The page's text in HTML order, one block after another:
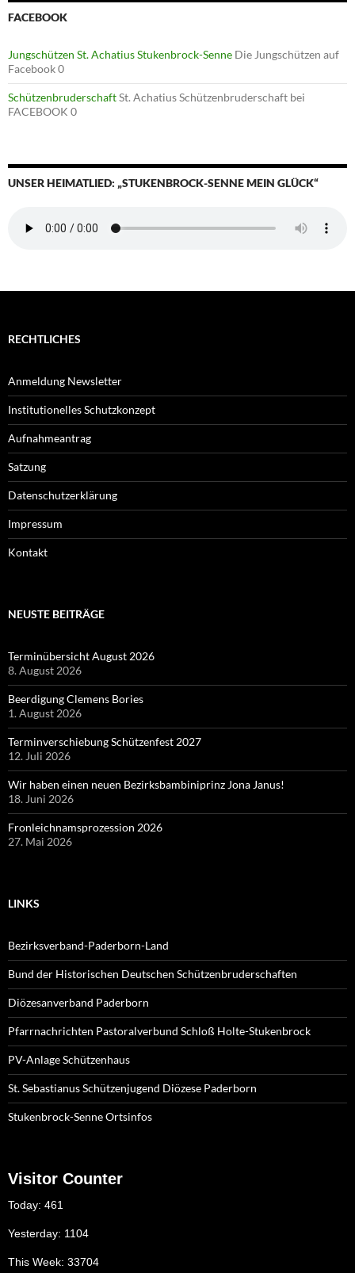
FACEBOOK
Jungschützen St. Achatius Stukenbrock-Senne Die Jungschützen auf
Facebook 0
SchützenbruderschaftSt. Achatius Schützenbruderschaft bei
FACEBOOK 0
UNSER HEIMATLIED: „STUKENBROCK-SENNE MEIN GLÜCK“
RECHTLICHES
Anmeldung Newsletter
Institutionelles Schutzkonzept
Aufnahmeantrag
Satzung
Datenschutzerklärung
Impressum
Kontakt
NEUSTE BEITRÄGE
Terminübersicht August 2026
8. August 2026
Beerdigung Clemens Bories
1. August 2026
Terminverschiebung Schützenfest 2027
12. Juli 2026
Wir haben einen neuen Bezirksbambiniprinz Jona Janus!
18. Juni 2026
Fronleichnamsprozession 2026
27. Mai 2026
LINKS
Bezirksverband-Paderborn-Land
Bund der Historischen Deutschen Schützenbruderschaften
Diözesanverband Paderborn
Pfarrnachrichten Pastoralverbund Schloß Holte-Stukenbrock
PV-Anlage Schützenhaus
St. Sebastianus Schützenjugend Diözese Paderborn
Stukenbrock-Senne Ortsinfos
Visitor Counter
Today: 461
Yesterday: 1104
This Week: 33704